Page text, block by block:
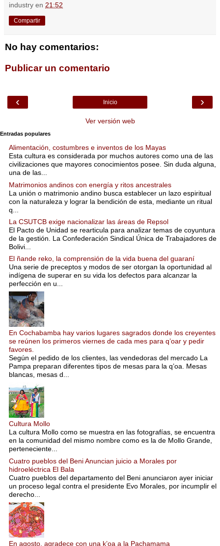
industry en 21:52
Compartir
No hay comentarios:
Publicar un comentario
‹ ›
Inicio
Ver versión web
Entradas populares
Alimentación, costumbres e inventos de los Mayas
Esta cultura es considerada por muchos autores como una de las
civilizaciones que mayores conocimientos posee. Sin duda alguna,
una de las...
Matrimonios andinos con energía y ritos ancestrales
La unión o matrimonio andino busca establecer un lazo espiritual
con la naturaleza y lograr la bendición de esta, mediante un ritual
q...
La CSUTCB exige nacionalizar las áreas de Repsol
El Pacto de Unidad se rearticula para analizar temas de coyuntura
de la gestión. La Confederación Sindical Única de Trabajadores de
Bolivi...
El ñande reko, la comprensión de la vida buena del guaraní
Una serie de preceptos y modos de ser otorgan la oportunidad al
indígena de superar en su vida los defectos para alcanzar la
perfección en u...
En Cochabamba hay varios lugares sagrados donde los creyentes
se reúnen los primeros viernes de cada mes para q’oar y pedir
favores.
Según el pedido de los clientes, las vendedoras del mercado La
Pampa preparan diferentes tipos de mesas para la q’oa. Mesas
blancas, mesas d...
Cultura Mollo
La cultura Mollo como se muestra en las fotografías, se encuentra
en la comunidad del mismo nombre como es la de Mollo Grande,
perteneciente...
Cuatro pueblos del Beni Anuncian juicio a Morales por
hidroeléctrica El Bala
Cuatro pueblos del departamento del Beni anunciaron ayer iniciar
un proceso legal contra el presidente Evo Morales, por incumplir el
derecho...
En agosto, agradece con una k’oa a la Pachamama